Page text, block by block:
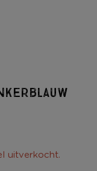
uitverkocht.